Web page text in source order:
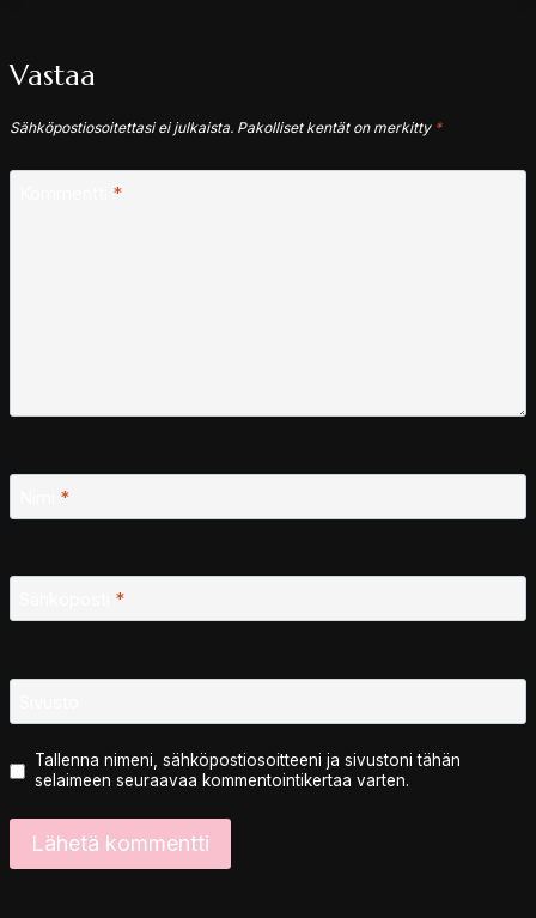
Vastaa
Sähköpostiosoitettasi ei julkaista. Pakolliset kentät on merkitty *
*
*
*
Tallenna nimeni, sähköpostiosoitteeni ja sivustoni tähän
selaimeen seuraavaa kommentointikertaa varten.